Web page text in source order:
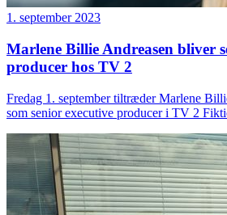
1. september 2023
Marlene Billie Andreasen bliver
producer hos TV 2
Fredag 1. september tiltræder Marlene
som senior executive producer i TV 2